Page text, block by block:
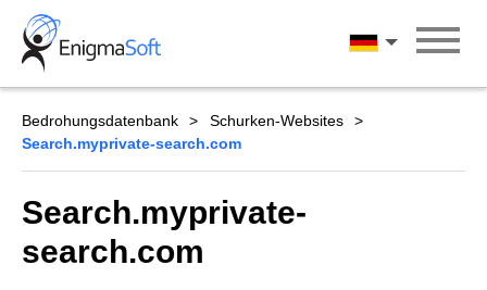
Skip
content
Deutsch
Bedrohungsdatenbank
Schurken-Websites
Search.myprivate-search.com
Search.myprivate-
search.com